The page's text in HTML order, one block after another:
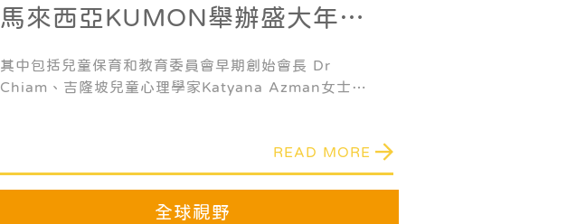
馬來西亞KUMON舉辦盛大年度
會議 找到發掘孩子潛力的小秘訣
其中包括兒童保育和教育委員會早期創始會長 Dr
Chiam、吉隆坡兒童心理學家Katyana Azman女士，
READ MORE
全球視野